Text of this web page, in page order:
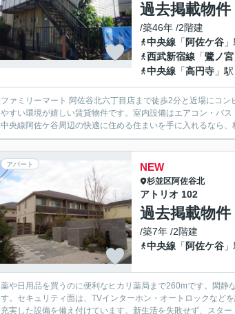
過去掲載物件
/築46年 /2階建
中央線 「 阿佐ケ谷
西武新宿線 「鷺ノ宮
中央線 「高円寺 」
ファミリーマート 阿佐谷北六丁目店まで徒歩2分と近場にコ
やすい環境が嬉しい賃貸物件です。室内設備はエアコン・バ
中央線阿佐ケ谷周辺の快適に住める住まいを手に入れるなら
アパート NEW
杉並区阿佐谷北
アトリオ 102
過去掲載物件
/築7年 /2階建
中央線 「 阿佐ケ谷
薬や日用品を買うのに便利なヒカリ薬局まで260mです。閑静
す。セキュリティ面は、TVインターホン・オートロックなど
充実した設備を備え付けています。新生活を失敗せず、スタ